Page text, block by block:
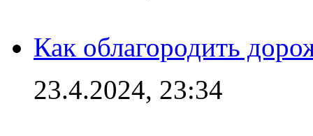
Как облагородить
23.4.2024, 23:34